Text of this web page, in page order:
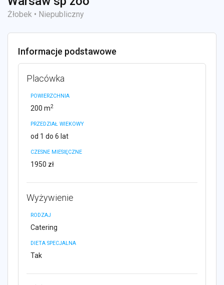
Żłobek • Niepubliczny
Informacje podstawowe
Placówka
POWIERZCHNIA
200 m2
PRZEDZIAŁ WIEKOWY
od 1 do 6 lat
CZESNE MIESIĘCZNE
1950 zł
Wyżywienie
RODZAJ
Catering
DIETA SPECJALNA
Tak